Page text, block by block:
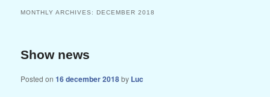
MONTHLY ARCHIVES:DECEMBER 2018
Show news
Posted on16 december 2018by Luc